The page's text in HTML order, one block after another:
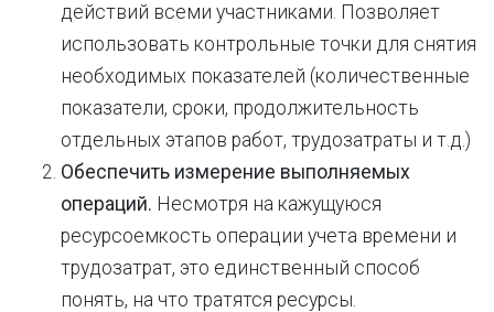
действий всеми участниками. Позволяет
использовать контрольные точки для снятия
необходимых показателей (количественные
показатели, сроки, продолжительность
отдельных этапов работ, трудозатраты и т.д.)
Обеспечить измерение выполняемых
операций. Несмотря на кажущуюся
ресурсоемкость операции учета времени и
трудозатрат, это единственный способ
понять, на что тратятся ресурсы.